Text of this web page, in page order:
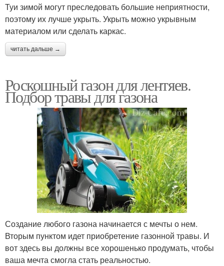
Туи зимой могут преследовать большие неприятности,
поэтому их лучше укрыть. Укрыть можно укрывным
материалом или сделать каркас.
читать дальше →
Роскошный газон для лентяев.
Подбор травы для газона
Создание любого газона начинается с мечты о нем.
Вторым пунктом идет приобретение газонной травы. И
вот здесь вы должны все хорошенько продумать, чтобы
ваша мечта смогла стать реальностью.